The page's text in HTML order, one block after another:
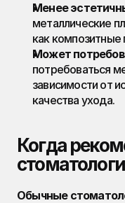
Менее
металлические
как
Может
потребоваться
зависимости от
качества ухода.
Когда
Обычные